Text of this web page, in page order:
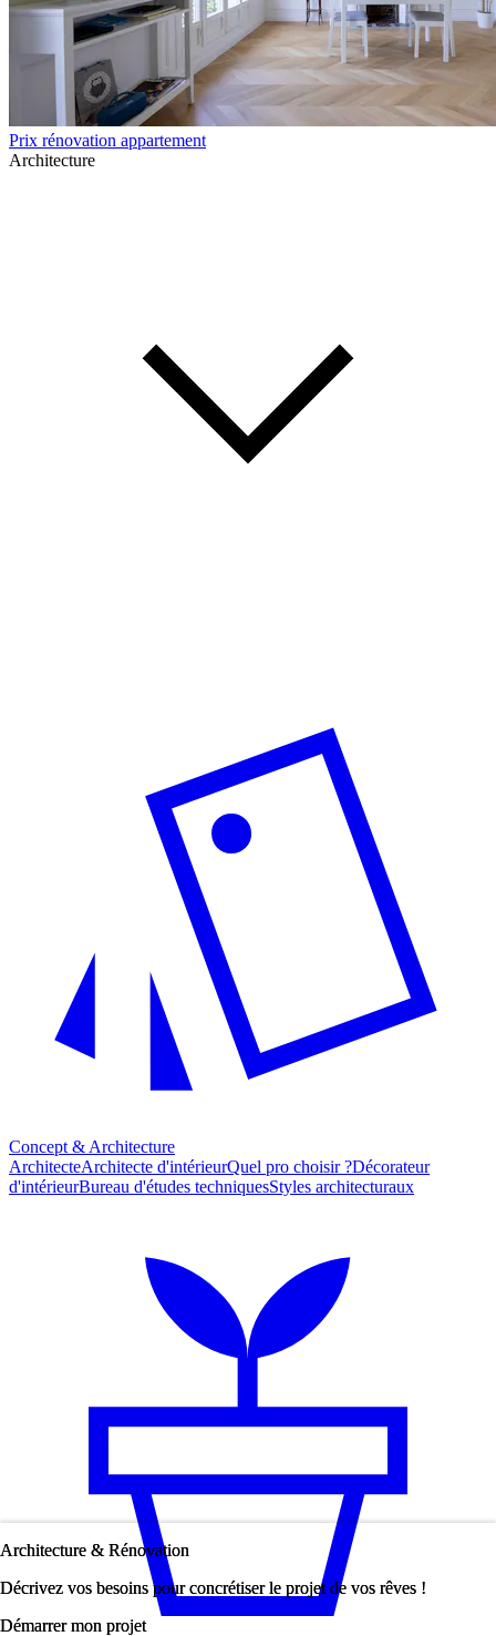
Prix rénovation appartement
Architecture
Concept & Architecture
ArchitecteArchitecte d'intérieurQuel pro choisir ?Décorateur
d'intérieurBureau d'études techniquesStyles architecturaux
Architecture & Rénovation
Décrivez vos besoins pour concrétiser le projet de vos rêves !
Démarrer mon projet
Architecture & Rénovation
Décrivez vos besoins pour concrétiser le projet de vos rêves !
Démarrer mon projet